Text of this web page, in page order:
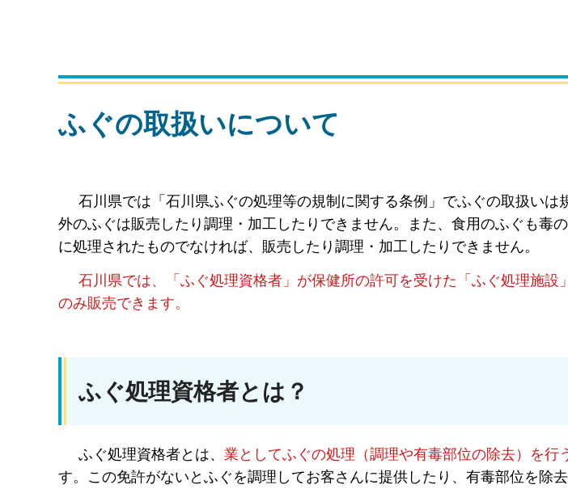
ふぐの取扱いについて
石川県では「石川県ふぐの処理等の規制に関する条例」でふぐの取扱いは
外のふぐは販売したり調理・加工したりできません。また、食用のふぐも毒
に処理されたものでなければ、販売したり調理・加工したりできません。
石川県では、「ふぐ処理資格者」が保健所の許可を受けた「ふぐ処理施設
のみ販売できます。
ふぐ処理資格者とは？
ふぐ処理資格者とは、 業としてふぐの処理（調理や有毒部位の除去）を行
す。この免許がないとふぐを調理してお客さんに提供したり、有毒部位を除